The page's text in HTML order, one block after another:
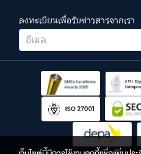
ลงทะเบียนเพื่อรับข่าวสารจากเรา